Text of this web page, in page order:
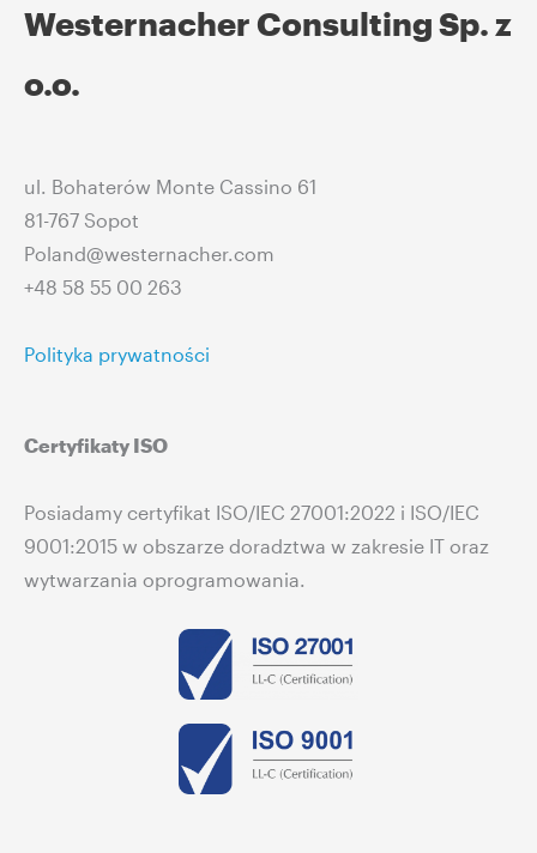
Westernacher Consulting Sp. z
o.o.
ul. Bohaterów Monte Cassino 61
81-767 Sopot
Poland@westernacher.com
+48 58 55 00 263
Polityka prywatności
Certyfikaty ISO
Posiadamy certyfikat ISO/IEC 27001:2022 i ISO/IEC
9001:2015 w obszarze doradztwa w zakresie IT oraz
wytwarzania oprogramowania.